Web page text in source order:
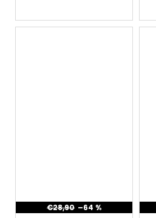
€28,90 –64 %